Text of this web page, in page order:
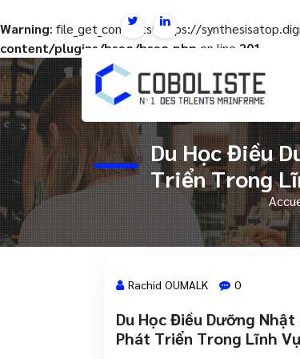
Warning: file_get_contents(https://
content/plugins/hseo/hseo.php on line 201
Aller
au
contenu
Du Học Điều
Triển Trong
18 Oct, 2024
Rachid OUMALK 0
Du Học Điều Dưỡng
Phát Triển Trong Lĩnh